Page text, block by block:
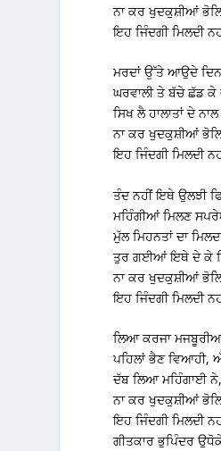
ਨਾ ਕਰ ਖੁਦਕੁਸ਼ੀਆਂ
ਇਹ ਜਿੰਦਗੀ ਮਿਲਦੀ
ਮਰਦਾਂ ਉੱਤੇ ਆਉਦੇ
ਘਰਵਾਲੀ ਤੇ ਬੱਚੇ ਛੱਡ ਕੇ
ਸਿਖ ਲੈ ਹਾਲਾਤਾਂ ਦੇ
ਨਾ ਕਰ ਖੁਦਕੁਸ਼ੀਆਂ
ਇਹ ਜਿੰਦਗੀ ਮਿਲਦੀ
ਤੰਦ ਨਹੀਂ ਇਥੇ ਉਲਝੀ
ਮਹਿੰਗੀਆਂ ਮਿਲਣ
ਮੁੱਲ ਮਿਹਨਤਾਂ ਦਾ
ਤੁਰ ਗਈਆਂ ਇਥੇ ਦੇ ਕੇ
ਨਾ ਕਰ ਖੁਦਕੁਸ਼ੀਆਂ
ਇਹ ਜਿੰਦਗੀ ਮਿਲਦੀ
ਲਿਆ ਕਰਜਾ
ਪਹਿਲਾਂ ਭੈਣ ਵਿਆਹੀ,
ਦੱਬ ਲਿਆ ਮਹਿੰਗਾਈ ਨੇ,
ਨਾ ਕਰ ਖੁਦਕੁਸ਼ੀਆਂ
ਇਹ ਜਿੰਦਗੀ ਮਿਲਦੀ
ਗੀਤਕਾਰ ਭੁਪਿੰਦਰ